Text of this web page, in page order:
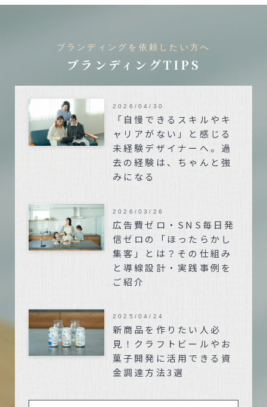
ブランディングを依頼したい方へ
ブランディングTIPS
「自慢できるスキルやキ
ャリアがない」と感じる
未経験デザイナーへ。過
去の経験は、ちゃんと強
みになる
2026/04/30
広告費ゼロ・SNS毎日発
信ゼロの「ほったらかし
集客」とは？その仕組み
と導線設計・実践事例を
ご紹介
2026/03/26
新商品を作りたい人必
見！クラフトビールやお
菓子開発に活用できる資
金調達方法3選
2025/04/24